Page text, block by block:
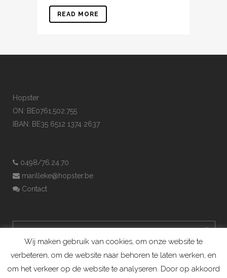
READ MORE
Hopster
ON: BE0761.502.755
IBAN: BE35 6512 1374 2637
0498/76.24.70
marilleke@hopster.be
Contact
Wij maken gebruik van cookies, om onze website te
verbeteren, om de website naar behoren te laten werken, en
om het verkeer op de website te analyseren. Door op akkoord